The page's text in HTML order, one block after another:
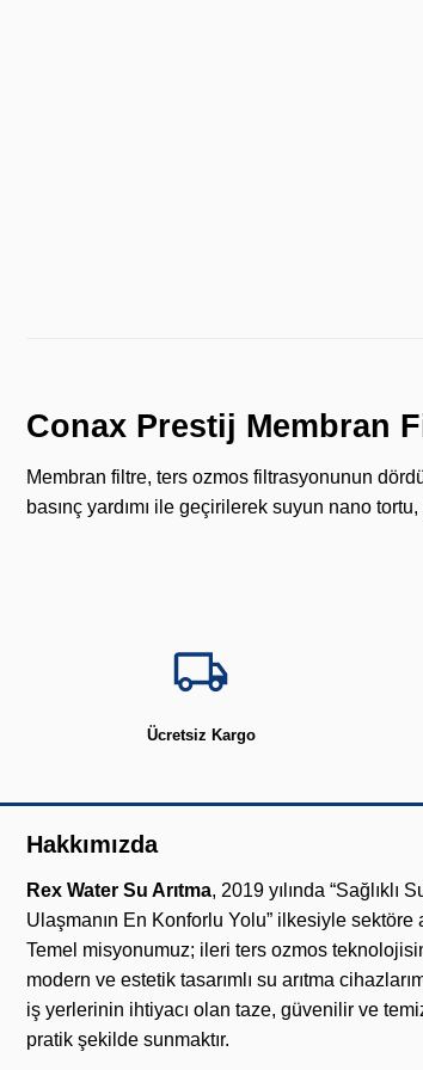
Conax Prestij Membran
Membran filtre, ters ozmos filtrasyonunun
basınç yardımı ile geçirilerek suyun nano
Ücretsiz Kargo
Hakkımızda
Rex Water Su Arıtma, 2019 yılında “Sağlıklı
Ulaşmanın En Konforlu Yolu” ilkesiyle sektöre
Temel misyonumuz; ileri ters ozmos
modern ve estetik tasarımlı su arıtma
iş yerlerinin ihtiyacı olan taze, güvenilir ve
pratik şekilde sunmaktır.